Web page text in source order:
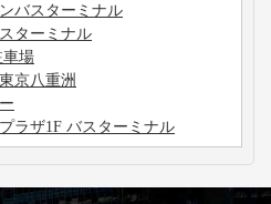
バスターミナル
ターミナル
車場
京八重洲
ラザ1F バスターミナル